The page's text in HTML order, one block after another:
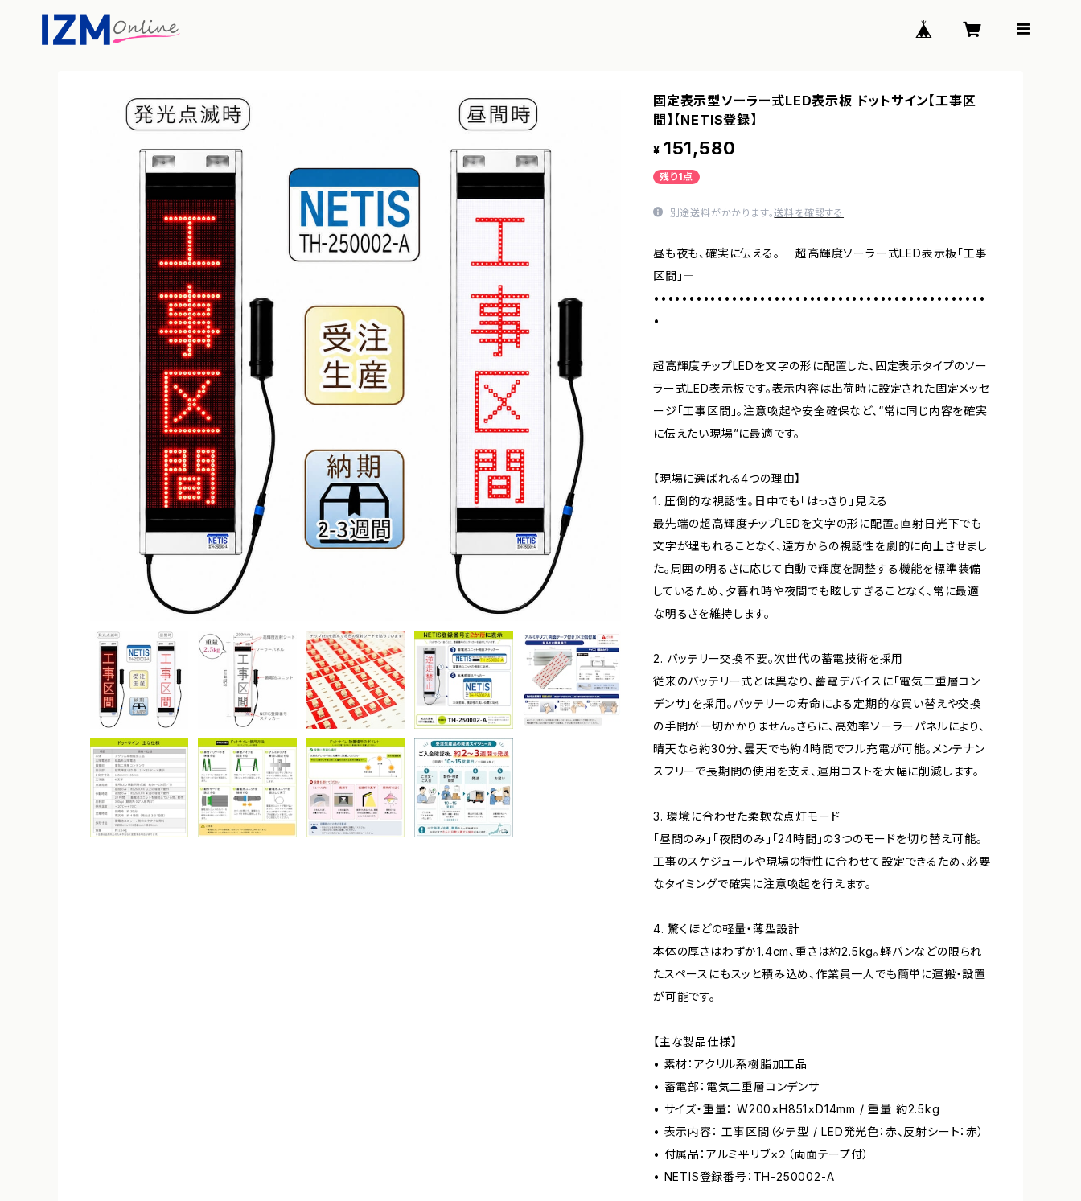
固定表示型ソーラー式LED表示板 ドットサイン【工事区
間】【NETIS登録】
¥ 151,580
残り1点
別途送料がかかります。送料を確認する
昼も夜も、確実に伝える。― 超高輝度ソーラー式LED表示板「工事
区間」―
•••••••••••••••••••••••••••••••••••••••••••••••
•
超高輝度チップLEDを文字の形に配置した、固定表示タイプのソー
ラー式LED表示板です。表示内容は出荷時に設定された固定メッセ
ージ「工事区間」。注意喚起や安全確保など、“常に同じ内容を確実
に伝えたい現場”に最適です。
【現場に選ばれる4つの理由】
1. 圧倒的な視認性。日中でも「はっきり」見える
最先端の超高輝度チップLEDを文字の形に配置。直射日光下でも
文字が埋もれることなく、遠方からの視認性を劇的に向上させまし
た。周囲の明るさに応じて自動で輝度を調整する機能を標準装備
しているため、夕暮れ時や夜間でも眩しすぎることなく、常に最適
な明るさを維持します。
2. バッテリー交換不要。次世代の蓄電技術を採用
従来のバッテリー式とは異なり、蓄電デバイスに「電気二重層コン
デンサ」を採用。バッテリーの寿命による定期的な買い替えや交換
の手間が一切かかりません。さらに、高効率ソーラーパネルにより、
晴天なら約30分、曇天でも約4時間でフル充電が可能。メンテナン
スフリーで長期間の使用を支え、運用コストを大幅に削減します。
3. 環境に合わせた柔軟な点灯モード
「昼間のみ」「夜間のみ」「24時間」の3つのモードを切り替え可能。
工事のスケジュールや現場の特性に合わせて設定できるため、必要
なタイミングで確実に注意喚起を行えます。
4. 驚くほどの軽量・薄型設計
本体の厚さはわずか1.4cm、重さは約2.5kg。軽バンなどの限られ
たスペースにもスッと積み込め、作業員一人でも簡単に運搬・設置
が可能です。
【主な製品仕様】
• 素材：アクリル系樹脂加工品
• 蓄電部：電気二重層コンデンサ
• サイズ・重量： W200×H851×D14mm / 重量 約2.5kg
• 表示内容： 工事区間（タテ型 / LED発光色：赤、反射シート：赤）
• 付属品：アルミ平リブ×２（両面テープ付）
• NETIS登録番号：TH-250002-A